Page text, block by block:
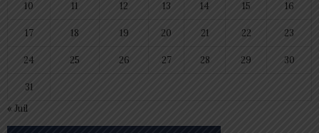
10 11 12 13 14 15 16
17 18 19 20 21 22 23
24 25 26 27 28 29 30
31
« Juil